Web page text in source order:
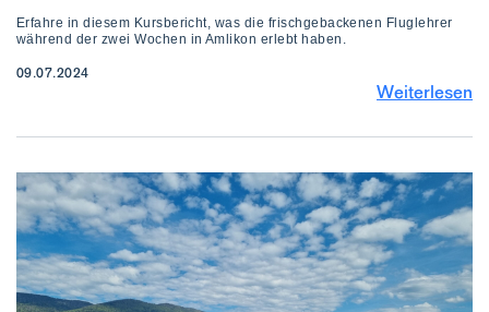
Erfahre in diesem Kursbericht, was die frischgebackenen Fluglehrer
während der zwei Wochen in Amlikon erlebt haben.
09.07.2024
Weiterlesen